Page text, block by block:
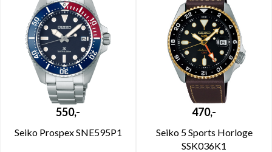
550,-
Seiko Prospex SNE595P1
470,-
Seiko 5 Sports Horloge
SSK036K1